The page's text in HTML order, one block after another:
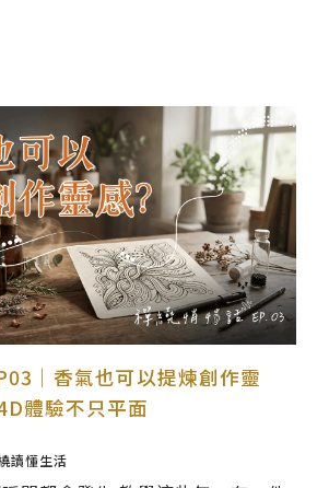
｜香氣也可以提煉創作靈
體驗不只平面
讀懂生活